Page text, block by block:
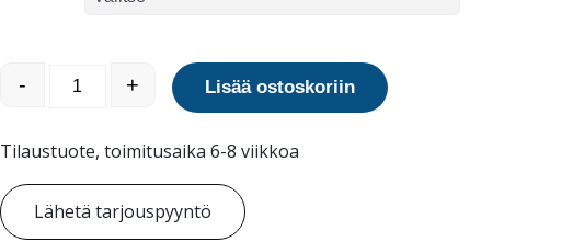
Topsy™ 65 roska-astia määrä
- + Lisää ostoskoriin
Tilaustuote, toimitusaika 6-8 viikkoa
Lähetä tarjouspyyntö